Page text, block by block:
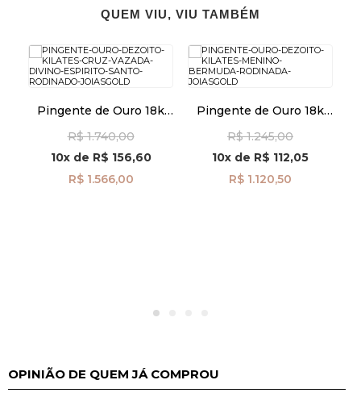
QUEM VIU, VIU TAMBÉM
Pingente de Ouro 18k
Espírito Santo Rodinado
pi24490
R$ 1.740,00
10xde R$ 156,60
R$ 1.566,00
Pingente de Ouro 18k
Rodinada pi24508
R$ 1.245,00
10x de R$ 112,05
R$ 1.120,50
OPINIÃO DE QUEM JÁ COMPROU